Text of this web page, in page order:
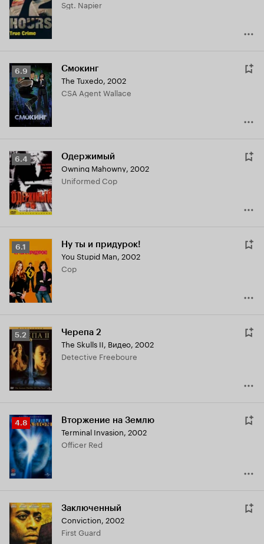
Sgt. Napier
Рейтинг
Кинопоиска
6.9
6.9 Смокинг
The Tuxedo, 2002
CSA Agent Wallace
Рейтинг
Кинопоиска
6.4
6.4 Одержимый
Owning Mahowny, 2002
Uniformed Cop
Рейтинг
Кинопоиска
6.1
6.1 Ну ты и придурок!
You Stupid Man, 2002
Cop
Рейтинг
Кинопоиска
5.2
5.2 Черепа 2
The Skulls II, Видео, 2002
Detective Freeboure
Рейтинг
Кинопоиска
4.8
4.8 Вторжение на Землю
Terminal Invasion, 2002
Officer Red
Заключенный
Conviction, 2002
First Guard